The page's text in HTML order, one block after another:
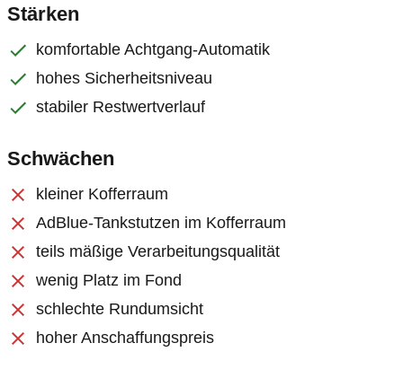
Stärken
komfortable Achtgang-Automatik
hohes Sicherheitsniveau
stabiler Restwertverlauf
Schwächen
kleiner Kofferraum
AdBlue-Tankstutzen im Kofferraum
teils mäßige Verarbeitungsqualität
wenig Platz im Fond
schlechte Rundumsicht
hoher Anschaffungspreis